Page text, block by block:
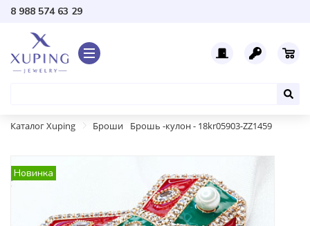
8 988 574 63 29
Каталог Xuping Броши Брошь -кулон - 18kr05903-ZZ1459
Новинка